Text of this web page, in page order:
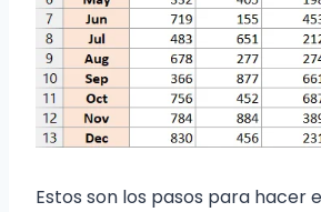
Estos son los pasos para hacer